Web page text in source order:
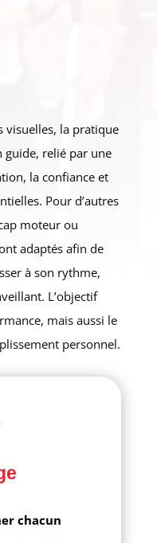
visuelles, la pratique
guide, relié par une
la confiance et
Pour d’autres
moteur ou
adaptés afin de
à son rythme,
L’objectif
mais aussi le
personnel.
chacun